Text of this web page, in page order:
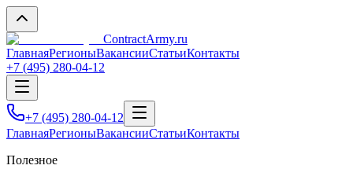
ContractArmy.ru
ГлавнаяРегионыВакансииСтатьиКонтакты
+7 (495) 280-04-12
+7 (495) 280-04-12
ГлавнаяРегионыВакансииСтатьиКонтакты
Полезное